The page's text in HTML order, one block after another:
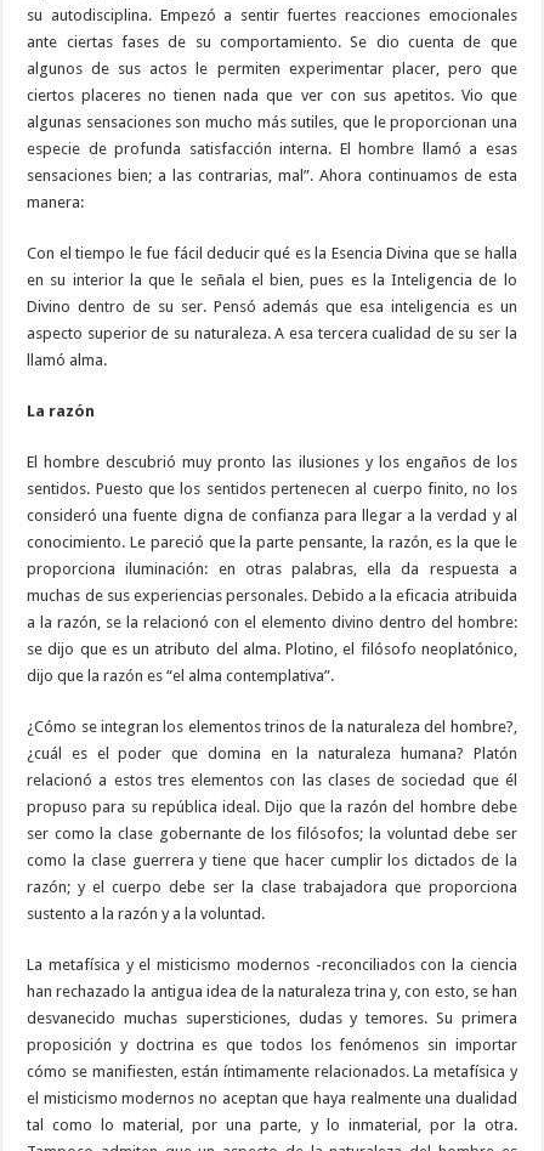
su autodisciplina. Empezó a sentir fuertes reacciones emocionales
ante ciertas fases de su comportamiento. Se dio cuenta de que
algunos de sus actos le permiten experimentar placer, pero que
ciertos placeres no tienen nada que ver con sus apetitos. Vio que
algunas sensaciones son mucho más sutiles, que le proporcionan una
especie de profunda satisfacción interna. El hombre llamó a esas
sensaciones bien; a las contrarias, mal”. Ahora continuamos de esta
manera:
Con el tiempo le fue fácil deducir qué es la Esencia Divina que se halla
en su interior la que le señala el bien, pues es la Inteligencia de lo
Divino dentro de su ser. Pensó además que esa inteligencia es un
aspecto superior de su naturaleza. A esa tercera cualidad de su ser la
llamó alma.
La razón
El hombre descubrió muy pronto las ilusiones y los engaños de los
sentidos. Puesto que los sentidos pertenecen al cuerpo finito, no los
consideró una fuente digna de confianza para llegar a la verdad y al
conocimiento. Le pareció que la parte pensante, la razón, es la que le
proporciona iluminación: en otras palabras, ella da respuesta a
muchas de sus experiencias personales. Debido a la eficacia atribuida
a la razón, se la relacionó con el elemento divino dentro del hombre:
se dijo que es un atributo del alma. Plotino, el filósofo neoplatónico,
dijo que la razón es “el alma contemplativa”.
¿Cómo se integran los elementos trinos de la naturaleza del hombre?,
¿cuál es el poder que domina en la naturaleza humana? Platón
relacionó a estos tres elementos con las clases de sociedad que él
propuso para su república ideal. Dijo que la razón del hombre debe
ser como la clase gobernante de los filósofos; la voluntad debe ser
como la clase guerrera y tiene que hacer cumplir los dictados de la
razón; y el cuerpo debe ser la clase trabajadora que proporciona
sustento a la razón y a la voluntad.
La metafísica y el misticismo modernos -reconciliados con la ciencia
han rechazado la antigua idea de la naturaleza trina y, con esto, se han
desvanecido muchas supersticiones, dudas y temores. Su primera
proposición y doctrina es que todos los fenómenos sin importar
cómo se manifiesten, están íntimamente relacionados. La metafísica y
el misticismo modernos no aceptan que haya realmente una dualidad
tal como lo material, por una parte, y lo inmaterial, por la otra.